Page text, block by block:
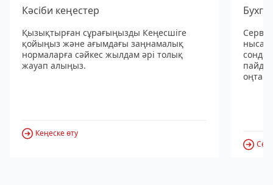
Кәсіби кеңестер
Қызықтырған сұрағыңызды Кеңесшіге
қойыңыз және ағымдағы заңнамалық
нормаларға сәйкес жылдам әрі толық
жауап алыңыз.
Кеңеске өту